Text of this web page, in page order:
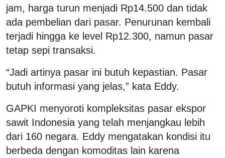
jam, harga turun menjadi Rp14.500 dan tidak
ada pembelian dari pasar. Penurunan kembali
terjadi hingga ke level Rp12.300, namun pasar
tetap sepi transaksi.
“Jadi artinya pasar ini butuh kepastian. Pasar
butuh informasi yang jelas,” kata Eddy.
GAPKI menyoroti kompleksitas pasar ekspor
sawit Indonesia yang telah menjangkau lebih
dari 160 negara. Eddy mengatakan kondisi itu
berbeda dengan komoditas lain karena